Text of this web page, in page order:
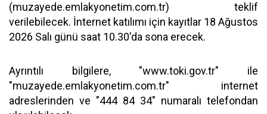
(muzayede.emlakyonetim.com.tr) teklif
verilebilecek. İnternet katılımı için kayıtlar 18 Ağustos
2026 Salı günü saat 10.30'da sona erecek.
Ayrıntılı bilgilere, "www.toki.gov.tr" ile
"muzayede.emlakyonetim.com.tr" internet
adreslerinden ve "444 84 34" numaralı telefondan